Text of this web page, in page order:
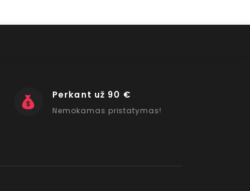
Perkant už 90 €
Nemokamas pristatymas!